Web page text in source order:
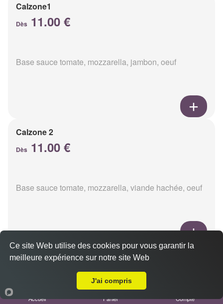
Calzone1
Dès 11.00 €
Base sauce tomate, mozzarella, jambon, oeuf
Calzone 2
Dès 11.00 €
Base sauce tomate, mozzarella, viande hachée, oeuf
Calzon 3
Accueil Panier Compte
Ce site Web utilise des cookies pour vous garantir la
meilleure expérience sur notre site Web
J'ai compris